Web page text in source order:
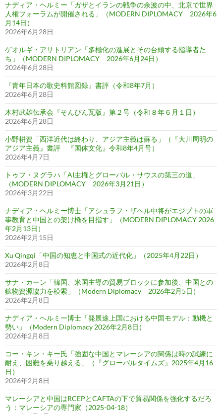
ナディア・ヘルミー「ガザとイランの戦争の余波の中、北京で世界
人権フォーラムが開催される」（MODERN DIPLOMACY 2026年6
月14日）
2026年6月28日
ゲオルギ・アサトリアン「多極化の進展とその台頭する指導者た
ち」（MODERN DIPLOMACY 2026年6月24日）
2026年6月28日
『青年日本の歌史料館図録』書評（令和8年7月）
2026年6月28日
木村武雄伝承会『そんぴん瓦版』第２号（令和８年６月１日）
2026年6月28日
小野耕資「西洋近代は終わり、アジア主義は蘇る」（『大川周明の
アジア主義』書評 『国体文化』令和8年4月号）
2026年4月7日
トゥフ・ヌグラハ「AI主権とグローバル・サウスの第三の道」
（MODERN DIPLOMACY 2026年3月21日）
2026年3月22日
ナディア・ヘルミー博士「アシュラフ・ザヘル中将がエジプトの軍
事教育と中国との架け橋を目指す」（MODERN DIPLOMACY 2026
年2月13日）
2026年2月15日
Xu Qingqi「中国の知恵と中国式の近代化」（2025年4月22日）
2026年2月8日
サナ・カーン「韓国、米国主導の貿易ブロックに参加後、中国との
鉱物資源協力を模索」（Modern Diplomacy 2026年2月5日）
2026年2月8日
ナディア・ヘルミー博士「発展途上国における中国モデル：動機と
勢い」（Modern Diplomacy 2026年2月8日）
2026年2月8日
コー・キン・キー氏「強固な中国とマレーシアの関係は時の試練に
耐え、困難を乗り越える」（『グローバルタイムズ』2025年4月16
日）
2026年2月8日
マレーシアと中国はRCEPとCAFTAの下で貿易関係を強化するだろ
う：マレーシアの専門家（2025-04-18）